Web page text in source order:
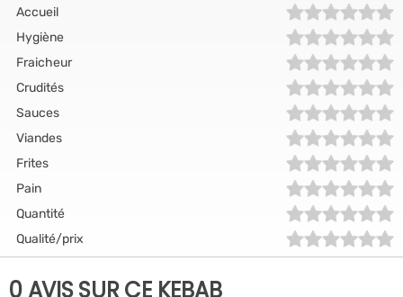
Accueil
Hygiène
Fraicheur
Crudités
Sauces
Viandes
Frites
Pain
Quantité
Qualité/prix
0 AVIS SUR CE KEBAB